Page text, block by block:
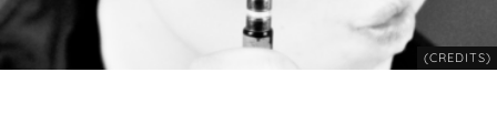
(CREDITS)